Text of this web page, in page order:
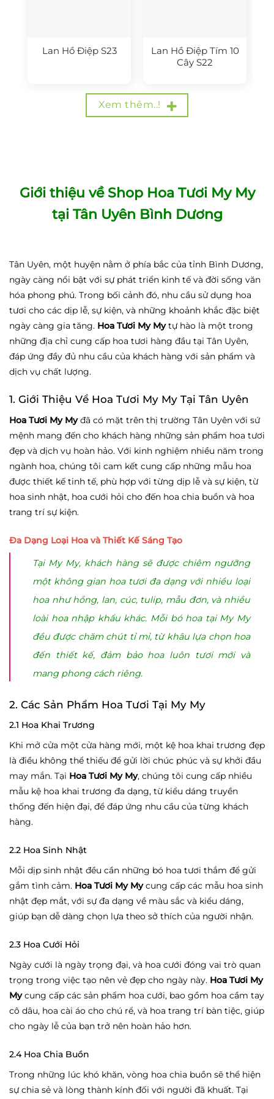
Lan Hồ Điệp S23
Lan Hồ Điệp Tím 10
Cây S22
Xem thêm..!
Giới thiệu về Shop Hoa Tươi My My
tại Tân Uyên Bình Dương
Tân Uyên, một huyện nằm ở phía bắc của tỉnh Bình Dương,
ngày càng nổi bật với sự phát triển kinh tế và đời sống văn
hóa phong phú. Trong bối cảnh đó, nhu cầu sử dụng hoa
tươi cho các dịp lễ, sự kiện, và những khoảnh khắc đặc biệt
ngày càng gia tăng. Hoa Tươi My Mytự hào là một trong
những địa chỉ cung cấp hoa tươi hàng đầu tại Tân Uyên,
đáp ứng đầy đủ nhu cầu của khách hàng với sản phẩm và
dịch vụ chất lượng.
1. Giới Thiệu Về Hoa Tươi My My Tại Tân Uyên
Hoa Tươi My Myđã có mặt trên thị trường Tân Uyên với sứ
mệnh mang đến cho khách hàng những sản phẩm hoa tươi
đẹp và dịch vụ hoàn hảo. Với kinh nghiệm nhiều năm trong
ngành hoa, chúng tôi cam kết cung cấp những mẫu hoa
được thiết kế tinh tế, phù hợp với từng dịp lễ và sự kiện, từ
hoa sinh nhật, hoa cưới hỏi cho đến hoa chia buồn và hoa
trang trí sự kiện.
Đa Dạng Loại Hoa và Thiết Kế Sáng Tạo
Tại My My, khách hàng sẽ được chiêm ngưỡng
một không gian hoa tươi đa dạng với nhiều loại
hoa như hồng, lan, cúc, tulip, mẫu đơn, và nhiều
loài hoa nhập khẩu khác. Mỗi bó hoa tại My My
đều được chăm chút tỉ mỉ, từ khâu lựa chọn hoa
đến thiết kế, đảm bảo hoa luôn tươi mới và
mang phong cách riêng.
2. Các Sản Phẩm Hoa Tươi Tại My My
2.1 Hoa Khai Trương
Khi mở cửa một cửa hàng mới, một kệ hoa khai trương đẹp
là điều không thể thiếu để gửi lời chúc phúc và sự khởi đầu
may mắn. Tại Hoa Tươi My My, chúng tôi cung cấp nhiều
mẫu kệ hoa khai trương đa dạng, từ kiểu dáng truyền
thống đến hiện đại, để đáp ứng nhu cầu của từng khách
hàng.
2.2 Hoa Sinh Nhật
Mỗi dịp sinh nhật đều cần những bó hoa tươi thắm để gửi
gắm tình cảm. Hoa Tươi My Mycung cấp các mẫu hoa sinh
nhật đẹp mắt, với sự đa dạng về màu sắc và kiểu dáng,
giúp bạn dễ dàng chọn lựa theo sở thích của người nhận.
2.3 Hoa Cưới Hỏi
Ngày cưới là ngày trọng đại, và hoa cưới đóng vai trò quan
trọng trong việc tạo nên vẻ đẹp cho ngày này. Hoa Tươi My
Mycung cấp các sản phẩm hoa cưới, bao gồm hoa cầm tay
cô dâu, hoa cài áo cho chú rể, và hoa trang trí bàn tiệc, giúp
cho ngày lễ của bạn trở nên hoàn hảo hơn.
2.4 Hoa Chia Buồn
Trong những lúc khó khăn, vòng hoa chia buồn sẽ thể hiện
sự chia sẻ và lòng thành kính đối với người đã khuất. Tại